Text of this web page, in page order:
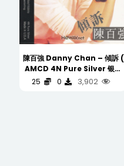
陳百強 Danny Chan – 傾訴 (
AMCD 4N Pure Silver 银碟
) (WAV/16/44.1/453MB)
25 0 3,902